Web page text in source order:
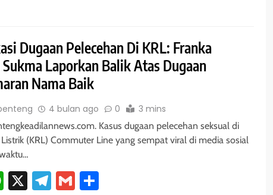
Dugaan Pelecehan Di KRL: Franka
Laporkan Balik Atas Dugaan
Nama Baik
4 bulan ago 0 3 mins
Kasus dugaan pelecehan seksual di
Listrik (KRL) Commuter Line yang sempat viral di media sosial
WhatsApp
X Telegram
GmailShare